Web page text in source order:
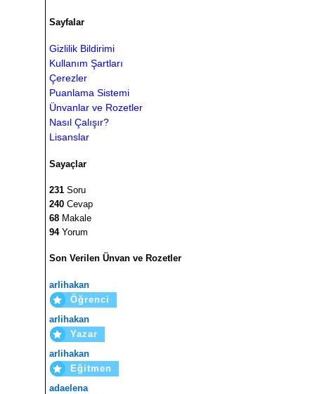
Sayfalar
Gizlilik Bildirimi
Kullanım Şartları
Çerezler
Puanlama Sistemi
Ünvanlar ve Rozetler
Nasıl Çalışır?
Lisanslar
Sayaçlar
231 Soru
240 Cevap
68 Makale
94Yorum
Son Verilen Ünvan ve Rozetler
arlihakan
Öğrenci
arlihakan
Yazar
arlihakan
Eğitmen
adaelena